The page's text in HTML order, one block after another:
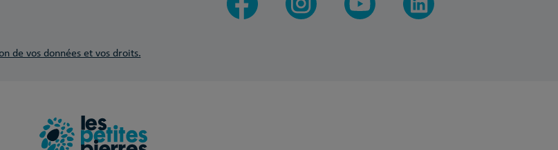
de vos données et vos droits.